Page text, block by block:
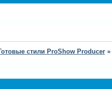
стили ProShow Producer »